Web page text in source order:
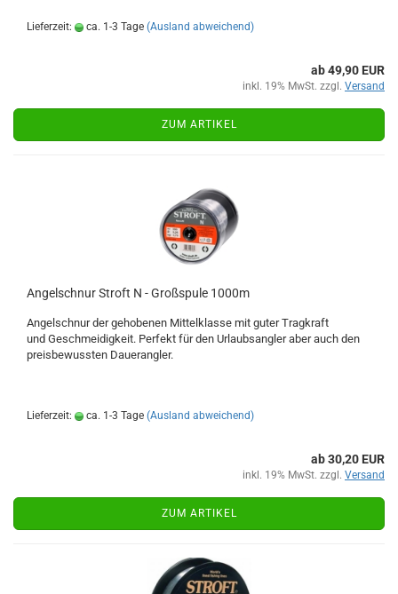
Lieferzeit: ca. 1-3 Tage (Ausland abweichend)
ab 49,90 EUR
inkl. 19% MwSt. zzgl. Versand
ZUM ARTIKEL
Angelschnur Stroft N - Großspule 1000m
Angelschnur der gehobenen Mittelklasse mit guter Tragkraft
und Geschmeidigkeit. Perfekt für den Urlaubsangler aber auch den
preisbewussten Dauerangler.
Lieferzeit: ca. 1-3 Tage (Ausland abweichend)
ab 30,20 EUR
inkl. 19% MwSt. zzgl. Versand
ZUM ARTIKEL